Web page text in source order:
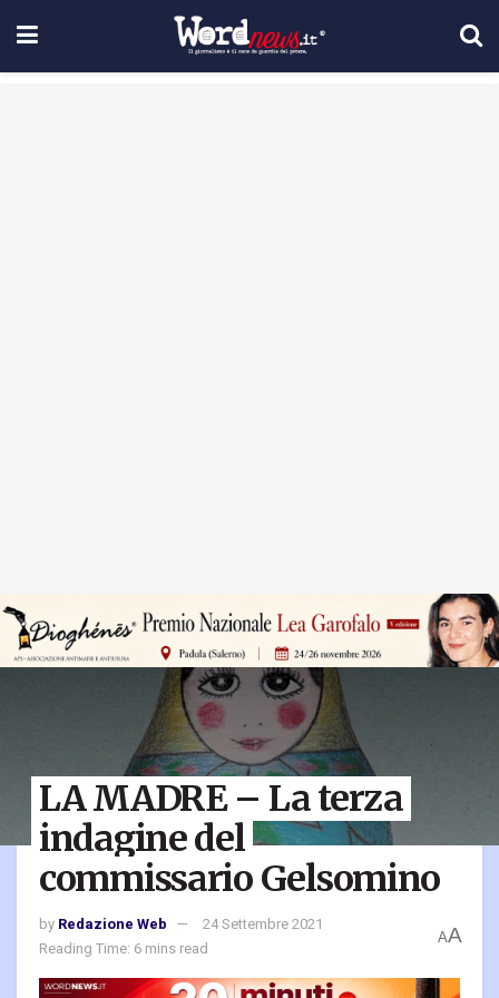
LA MADRE – La terza
indagine del
commissario Gelsomino
by Redazione Web
24 Settembre 2021
Reading Time: 6 mins read
AA